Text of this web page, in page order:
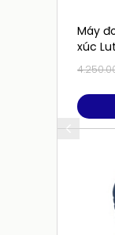
Máy
xúc